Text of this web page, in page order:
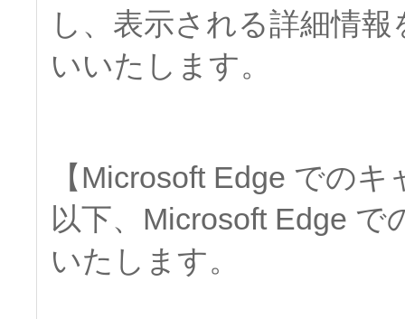
し、表示される詳細情
いいたします。
【Microsoft Edge での
以下、Microsoft Edge
いたします。